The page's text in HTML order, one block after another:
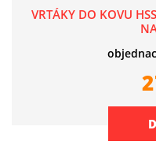
VRTÁKY DO KOVU